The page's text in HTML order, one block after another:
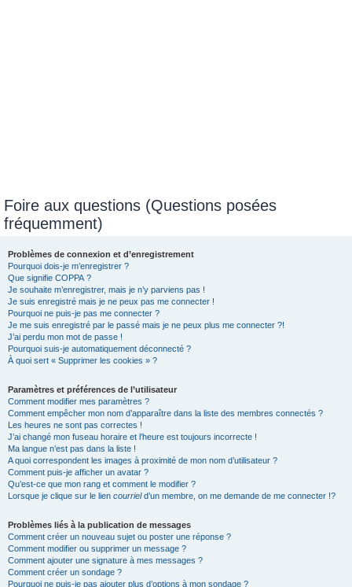
Foire aux questions (Questions posées
fréquemment)
Problèmes de connexion et d’enregistrement
Pourquoi dois-je m’enregistrer ?
Que signifie COPPA ?
Je souhaite m’enregistrer, mais je n’y parviens pas !
Je suis enregistré mais je ne peux pas me connecter !
Pourquoi ne puis-je pas me connecter ?
Je me suis enregistré par le passé mais je ne peux plus me connecter ?!
J’ai perdu mon mot de passe !
Pourquoi suis-je automatiquement déconnecté ?
À quoi sert « Supprimer les cookies » ?
Paramètres et préférences de l’utilisateur
Comment modifier mes paramètres ?
Comment empêcher mon nom d’apparaître dans la liste des membres connectés ?
Les heures ne sont pas correctes !
J’ai changé mon fuseau horaire et l’heure est toujours incorrecte !
Ma langue n’est pas dans la liste !
A quoi correspondent les images à proximité de mon nom d’utilisateur ?
Comment puis-je afficher un avatar ?
Qu’est-ce que mon rang et comment le modifier ?
Lorsque je clique sur le lien courrield’un membre, on me demande de me connecter !?
Problèmes liés à la publication de messages
Comment créer un nouveau sujet ou poster une réponse ?
Comment modifier ou supprimer un message ?
Comment ajouter une signature à mes messages ?
Comment créer un sondage ?
Pourquoi ne puis-je pas ajouter plus d’options à mon sondage ?